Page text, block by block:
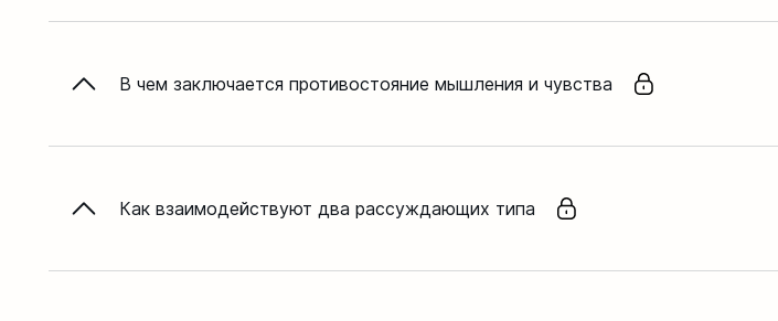
В чем заключается противостояние мышления и чувства
Как взаимодействуют два рассуждающих типа